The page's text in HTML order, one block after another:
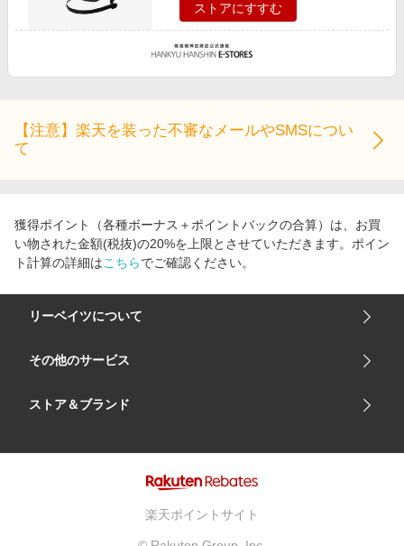
ストアにすすむ
【注意】楽天を装った不審なメールやSMSについ
て
獲得ポイント（各種ボーナス＋ポイントバックの合算）は、お買
い物された金額(税抜)の20%を上限とさせていただきます。ポイン
ト計算の詳細はこちらでご確認ください。
リーベイツについて
会社概要
サイトマップ
リーベイツ ポイントアシスト
その他のサービス
楽天市場
ストア＆ブランド
楽天ポイントサイト